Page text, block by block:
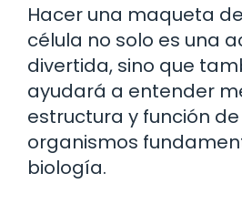
Hacer una maqueta
célula no solo es una
divertida, sino que
ayudará a entender
estructura y función
organismos
biología.